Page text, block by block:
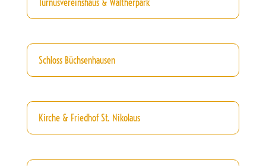
Turnusvereinshaus & Waltherpark
Schloss Büchsenhausen
Kirche & Friedhof St. Nikolaus